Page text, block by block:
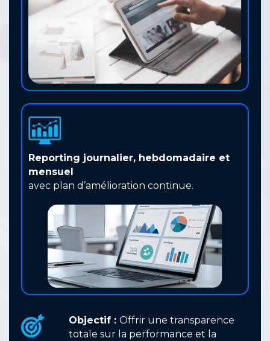
Reporting journalier, hebdomadaire et
mensuel
avec plan d’amélioration continue.
Objectif :Offrir une transparence
totale sur la performance et la